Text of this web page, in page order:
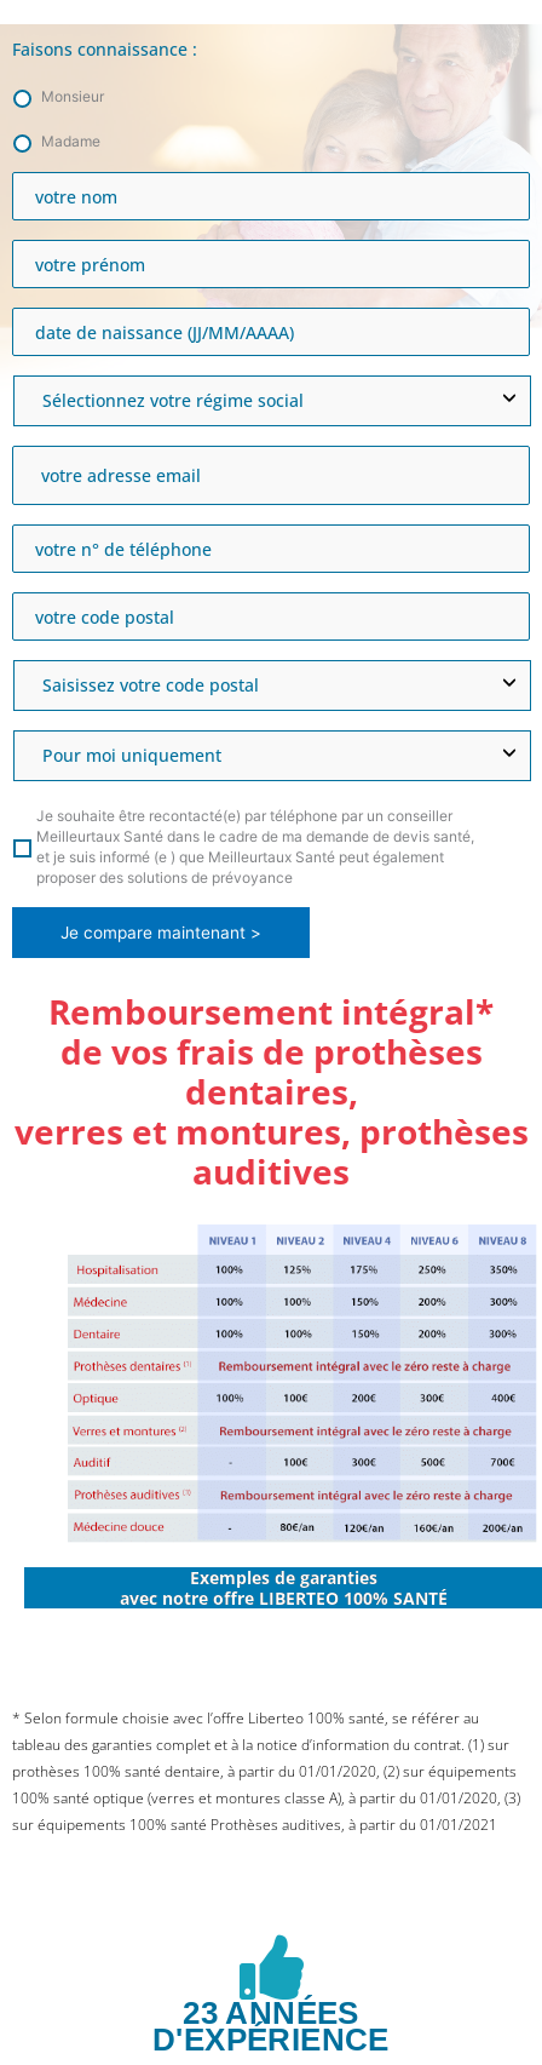
Remboursement intégral*
de vos frais de prothèses
dentaires,
verres et montures, prothèses
auditives
Exemples de garanties
avec notre offre LIBERTEO 100% SANTÉ
Faisons connaissance :
Monsieur
Madame
Je souhaite être recontacté(e) par téléphone par un conseiller
Meilleurtaux Santé dans le cadre de ma demande de devis santé,
et je suis informé (e ) que Meilleurtaux Santé peut également
proposer des solutions de prévoyance
Je compare maintenant >
* Selon formule choisie avec l’offre Liberteo 100% santé, se référer au
tableau des garanties complet et à la notice d’information du contrat. (1) sur
prothèses 100% santé dentaire, à partir du 01/01/2020, (2) sur équipements
100% santé optique (verres et montures classe A), à partir du 01/01/2020, (3)
sur équipements 100% santé Prothèses auditives, à partir du 01/01/2021
23 ANNÉES
D'EXPÉRIENCE